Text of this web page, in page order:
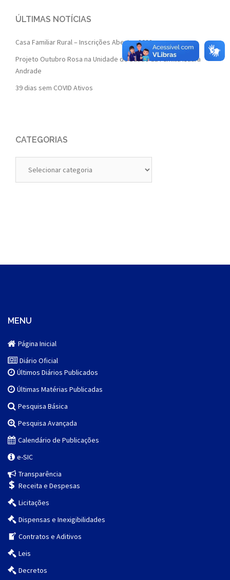
ÚLTIMAS NOTÍCIAS
Casa Familiar Rural – Inscrições Abertas 2022
Projeto Outubro Rosa na Unidade de Saúde da Família Isaura
Andrade
39 dias sem COVID Ativos
CATEGORIAS
MENU
Página Inicial
Diário Oficial
Últimos Diários Publicados
Últimas Matérias Publicadas
Pesquisa Básica
Pesquisa Avançada
Calendário de Publicações
e-SIC
Transparência
Receita e Despesas
Licitações
Dispensas e Inexigibilidades
Contratos e Aditivos
Leis
Decretos